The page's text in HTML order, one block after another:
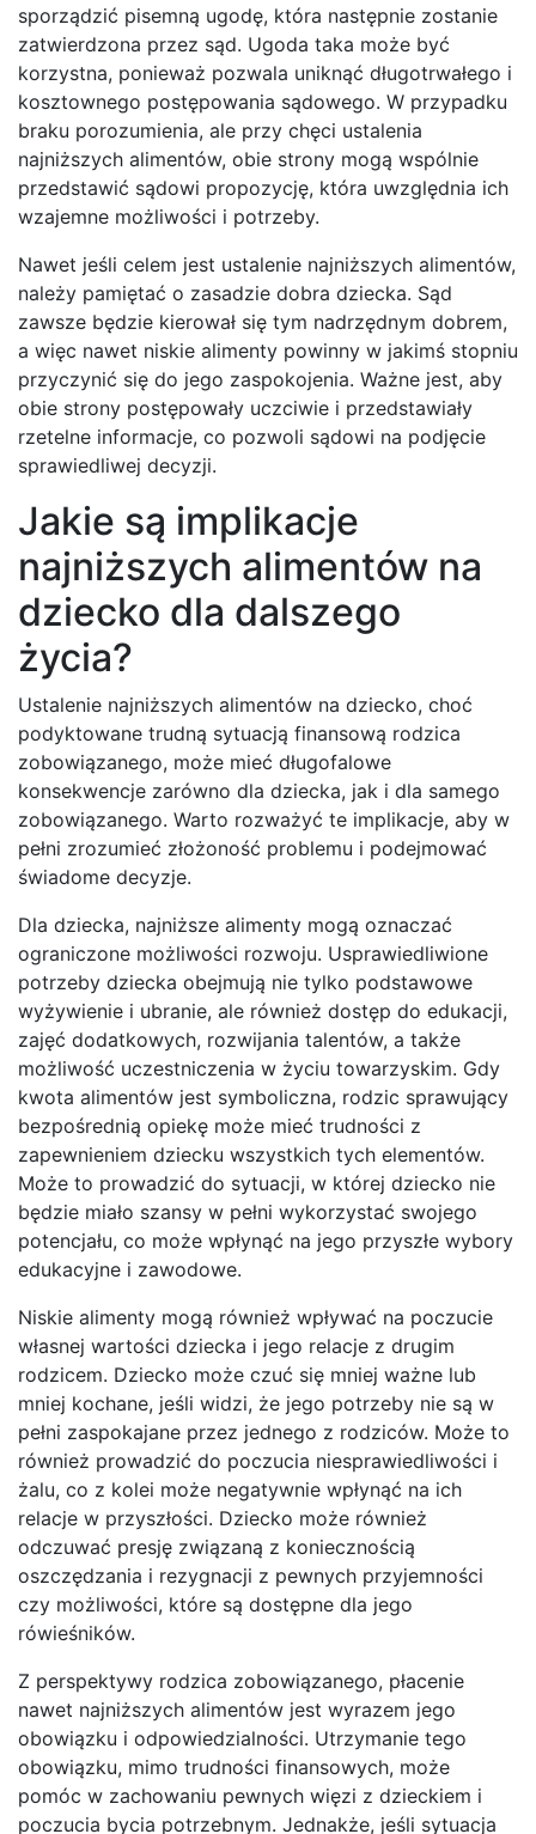
sporządzić pisemną ugodę, która następnie zostanie
zatwierdzona przez sąd. Ugoda taka może być
korzystna, ponieważ pozwala uniknąć długotrwałego i
kosztownego postępowania sądowego. W przypadku
braku porozumienia, ale przy chęci ustalenia
najniższych alimentów, obie strony mogą wspólnie
przedstawić sądowi propozycję, która uwzględnia ich
wzajemne możliwości i potrzeby.
Nawet jeśli celem jest ustalenie najniższych alimentów,
należy pamiętać o zasadzie dobra dziecka. Sąd
zawsze będzie kierował się tym nadrzędnym dobrem,
a więc nawet niskie alimenty powinny w jakimś stopniu
przyczynić się do jego zaspokojenia. Ważne jest, aby
obie strony postępowały uczciwie i przedstawiały
rzetelne informacje, co pozwoli sądowi na podjęcie
sprawiedliwej decyzji.
Jakie są implikacje
najniższych alimentów na
dziecko dla dalszego
życia?
Ustalenie najniższych alimentów na dziecko, choć
podyktowane trudną sytuacją finansową rodzica
zobowiązanego, może mieć długofalowe
konsekwencje zarówno dla dziecka, jak i dla samego
zobowiązanego. Warto rozważyć te implikacje, aby w
pełni zrozumieć złożoność problemu i podejmować
świadome decyzje.
Dla dziecka, najniższe alimenty mogą oznaczać
ograniczone możliwości rozwoju. Usprawiedliwione
potrzeby dziecka obejmują nie tylko podstawowe
wyżywienie i ubranie, ale również dostęp do edukacji,
zajęć dodatkowych, rozwijania talentów, a także
możliwość uczestniczenia w życiu towarzyskim. Gdy
kwota alimentów jest symboliczna, rodzic sprawujący
bezpośrednią opiekę może mieć trudności z
zapewnieniem dziecku wszystkich tych elementów.
Może to prowadzić do sytuacji, w której dziecko nie
będzie miało szansy w pełni wykorzystać swojego
potencjału, co może wpłynąć na jego przyszłe wybory
edukacyjne i zawodowe.
Niskie alimenty mogą również wpływać na poczucie
własnej wartości dziecka i jego relacje z drugim
rodzicem. Dziecko może czuć się mniej ważne lub
mniej kochane, jeśli widzi, że jego potrzeby nie są w
pełni zaspokajane przez jednego z rodziców. Może to
również prowadzić do poczucia niesprawiedliwości i
żalu, co z kolei może negatywnie wpłynąć na ich
relacje w przyszłości. Dziecko może również
odczuwać presję związaną z koniecznością
oszczędzania i rezygnacji z pewnych przyjemności
czy możliwości, które są dostępne dla jego
rówieśników.
Z perspektywy rodzica zobowiązanego, płacenie
nawet najniższych alimentów jest wyrazem jego
obowiązku i odpowiedzialności. Utrzymanie tego
obowiązku, mimo trudności finansowych, może
pomóc w zachowaniu pewnych więzi z dzieckiem i
poczucia bycia potrzebnym. Jednakże, jeśli sytuacja